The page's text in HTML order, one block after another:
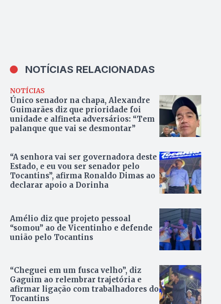
NOTÍCIAS RELACIONADAS
NOTÍCIAS
Único senador na chapa, Alexandre
Guimarães diz que prioridade foi
unidade e alfineta adversários: “Tem
palanque que vai se desmontar”
“A senhora vai ser governadora deste
Estado, e eu vou ser senador pelo
Tocantins”, afirma Ronaldo Dimas ao
declarar apoio a Dorinha
Amélio diz que projeto pessoal
“somou” ao de Vicentinho e defende
união pelo Tocantins
“Cheguei em um fusca velho”, diz
Gaguim ao relembrar trajetória e
afirmar ligação com trabalhadores do
Tocantins